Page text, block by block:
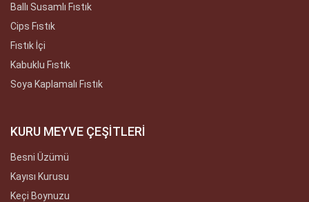
Ballı Susamlı Fıstık
Cips Fıstık
Fıstık İçi
Kabuklu Fıstık
Soya Kaplamalı Fıstık
KURU MEYVE ÇEŞİTLERİ
Besni Üzümü
Kayısı Kurusu
Keçi Boynuzu